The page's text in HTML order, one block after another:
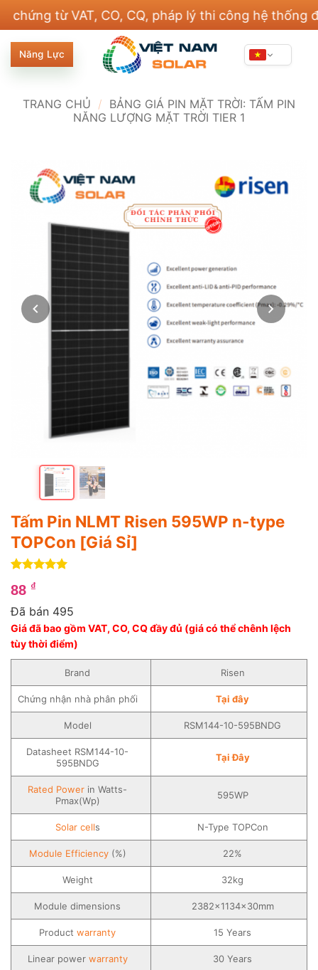
nội
dung
từ VAT, CO, CQ, pháp lý thi công hệ thống điện
Năng Lực
TRANG CHỦ / BẢNG GIÁ PIN MẶT TRỜI: TẤM PIN
NĂNG LƯỢNG MẶT TRỜI TIER 1
Tấm Pin NLMT Risen 595WP n-type
TOPCon [Giá Sỉ]
trên 5
dựa trên
88 ₫
Đã bán 495
Giá đã bao gồm VAT, CO, CQ đầy đủ (giá có thể chênh lệch
tùy thời điểm)
Brand Risen
Chứng nhận nhà phân phối Tại đây
Model RSM144-10-595BNDG
Datasheet RSM144-10-
595BNDG
Tại Đây
Rated Power in Watts-
Pmax(Wp)
595WP
Solar cells N-Type TOPCon
Module Efficiency(%) 22%
Weight 32kg
Module dimensions 2382×1134×30mm
Product warranty 15 Years
Linear power warranty 30 Years